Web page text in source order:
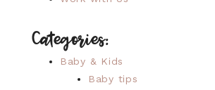
Categories:
Baby & Kids
Baby tips